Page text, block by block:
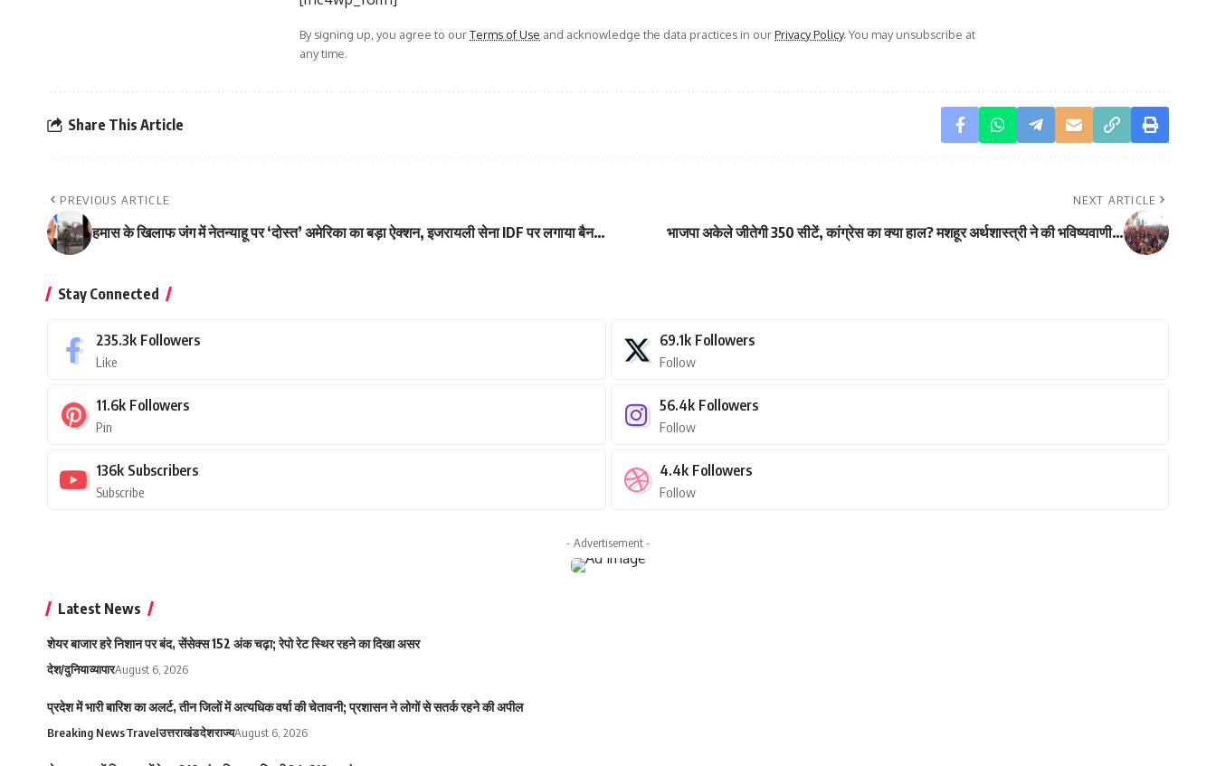
By signing up, you agree to ourTerms of Use and acknowledge the data practices in ourPrivacy Policy. You may unsubscribe at
any time.
Share This Article
PREVIOUS ARTICLE
हमास के खिलाफ जंग में नेतन्याहू पर ‘दोस्त’ अमेरिका का बड़ा ऐक्शन, इजरायली सेना IDF पर लगाया बैन…
NEXT ARTICLE
भाजपा अकेले जीतेगी 350 सीटें, कांग्रेस का क्या हाल? मशहूर अर्थशास्त्री ने की भविष्यवाणी…
Stay Connected
235.3k Followers
Like
69.1k Followers
Follow
11.6k Followers
Pin
56.4k Followers
Follow
136k Subscribers
Subscribe
4.4k Followers
Follow
- Advertisement -
Latest News
शेयर बाजार हरे निशान पर बंद, सेंसेक्स 152 अंक चढ़ा; रेपो रेट स्थिर रहने का दिखा असर
देश/दुनियाव्यापारAugust 6, 2026
प्रदेश में भारी बारिश का अलर्ट, तीन जिलों में अत्यधिक वर्षा की चेतावनी; प्रशासन ने लोगों से सतर्क रहने की अपील
Breaking NewsTravelउत्तराखंडदेशराज्यAugust 6, 2026